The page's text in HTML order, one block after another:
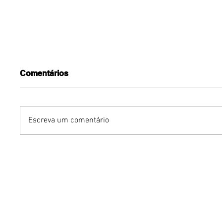
Comentários
Escreva um comentário